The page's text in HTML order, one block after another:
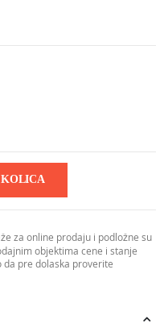
KOLICA
za online prodaju i podložne su
objektima cene i stanje
pre dolaska proverite